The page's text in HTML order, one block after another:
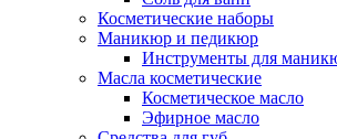
Косметические наборы
Маникюр и педикюр
Инструменты для
Масла косметические
Косметическое масло
Эфирное масло